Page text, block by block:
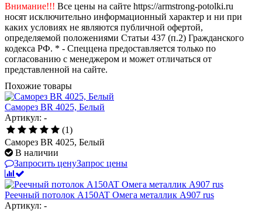
Внимание!!! Все цены на сайте https://armstrong-potolki.ru
носят исключительно информационный характер и ни при
каких условиях не являются публичной офертой,
определяемой положениями Статьи 437 (п.2) Гражданского
кодекса РФ. * - Спеццена предоставляется только по
согласованию с менеджером и может отличаться от
представленной на сайте.
Похожие товары
Саморез BR 4025, Белый
Артикул: -
(1)
Саморез BR 4025, Белый
В наличии
Запросить ценуЗапрос цены
Реечный потолок A150AT Омега металлик А907 rus
Артикул: -